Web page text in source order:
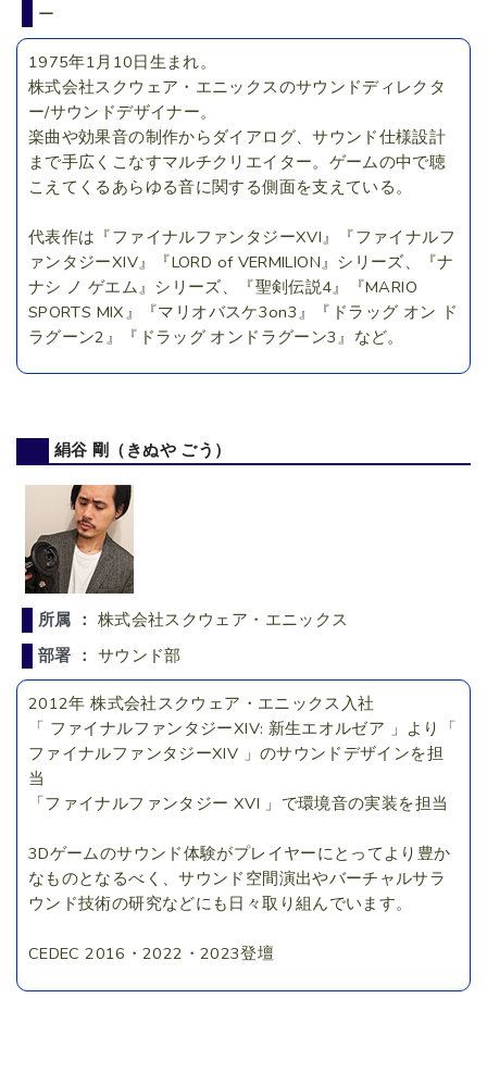
ー
1975年1月10日生まれ。
株式会社スクウェア・エニックスのサウンドディレクタ
ー/サウンドデザイナー。
楽曲や効果音の制作からダイアログ、サウンド仕様設計
まで手広くこなすマルチクリエイター。ゲームの中で聴
こえてくるあらゆる音に関する側面を支えている。
代表作は『ファイナルファンタジーXVI』『ファイナルフ
ァンタジーXIV』『LORD of VERMILION』シリーズ、『ナ
ナシ ノ ゲエム』シリーズ、『聖剣伝説4』『MARIO
SPORTS MIX』『マリオバスケ3on3』『ドラッグ オン ド
ラグーン2』『ドラッグ オンドラグーン3』など。
絹谷 剛（きぬや ごう）
所属 ： 株式会社スクウェア・エニックス
部署 ： サウンド部
2012年 株式会社スクウェア・エニックス入社
「 ファイナルファンタジーXIV: 新生エオルゼア 」より「
ファイナルファンタジーXIV 」のサウンドデザインを担
当
「ファイナルファンタジー XVI 」で環境音の実装を担当
3Dゲームのサウンド体験がプレイヤーにとってより豊か
なものとなるべく、サウンド空間演出やバーチャルサラ
ウンド技術の研究などにも日々取り組んでいます。
CEDEC 2016・2022・2023登壇